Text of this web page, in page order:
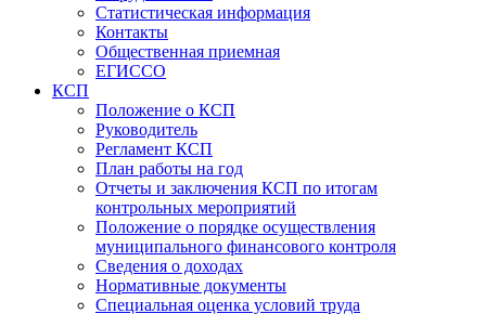
Статистическая информация
Контакты
Общественная приемная
ЕГИССО
КСП
Положение о КСП
Руководитель
Регламент КСП
План работы на год
Отчеты и заключения КСП по итогам
контрольных мероприятий
Положение о порядке осуществления
муниципального финансового контроля
Сведения о доходах
Нормативные документы
Специальная оценка условий труда